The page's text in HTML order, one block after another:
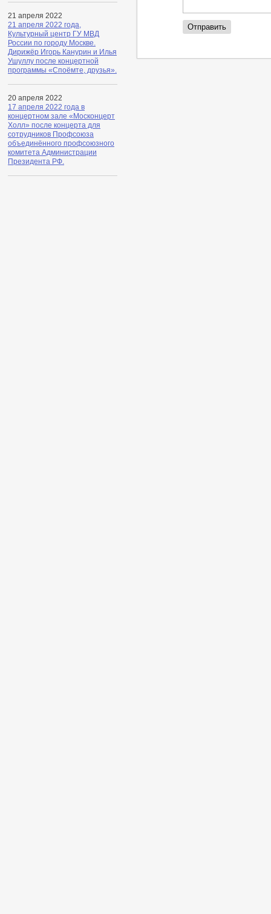
21 апреля 2022
21 апреля 2022 года,
Культурный центр ГУ МВД
России по городу Москве.
Дирижёр Игорь Канурин и Илья
Ушуллу после концертной
программы «Споёмте, друзья».
20 апреля 2022
17 апреля 2022 года в
концертном зале «Москонцерт
Холл» после концерта для
сотрудников Профсоюза
объединённого профсоюзного
комитета Администрации
Президента РФ.